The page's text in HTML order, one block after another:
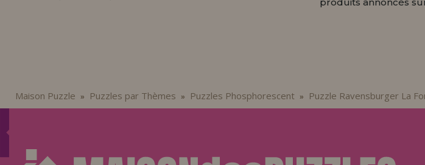
produits annoncés
Maison Puzzle » Puzzles par Thèmes » Puzzles Phosphorescent » Puzzle Ravensburger La